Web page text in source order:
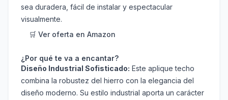
sea duradera, fácil de instalar y espectacular
visualmente.
🛒 Ver oferta en Amazon
¿Por qué te va a encantar?
Diseño Industrial Sofisticado: Este aplique techo
combina la robustez del hierro con la elegancia del
diseño moderno. Su estilo industrial aporta un carácter